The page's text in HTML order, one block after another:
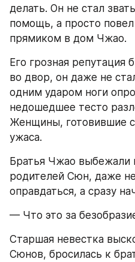
делать. Он не стал
помощь, а просто
прямиком в дом Чжао.
Его грозная репутация
во двор, он даже не
одним ударом ноги
недошедшее тесто
Женщины, готовившие
ужаса.
Братья Чжао выбежали
родителей Сюн, даже
оправдаться, а сразу
— Что это за
Старшая невестка
Сюнов, бросилась к